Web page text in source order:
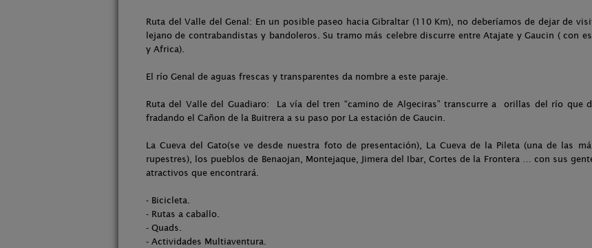
Ruta del Valle del Genal: En un posible paseo hacia Gibraltar (110 Km), no deberíamos de dejar de
lejano de contrabandistas y bandoleros. Su tramo más celebre discurre entre Atajate y Gaucin ( con
y Africa).
El río Genal de aguas frescas y transparentes da nombre a este paraje.
Ruta del Valle del Guadiaro: La vía del tren “camino de Algeciras” transcurre a orillas del río que
fradando el Cañon de la Buitrera a su paso por La estación de Gaucin.
La Cueva del Gato(se ve desde nuestra foto de presentación), La Cueva de la Pileta (una de las
rupestres), los pueblos de Benaojan, Montejaque, Jimera del Ibar, Cortes de la Frontera … con sus
atractivos que encontrará.
- Bicicleta.
- Rutas a caballo.
- Quads.
- Actividades Multiaventura.